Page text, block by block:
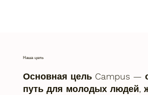
Наша цель
Основная цель Campus —
путь для молодых людей,